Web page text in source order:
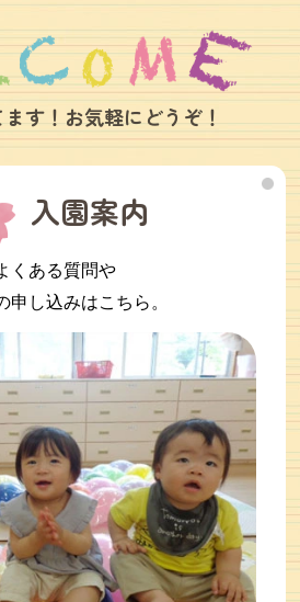
す！お気軽にどうぞ！
入園案内
くある質問や
申し込みはこちら。